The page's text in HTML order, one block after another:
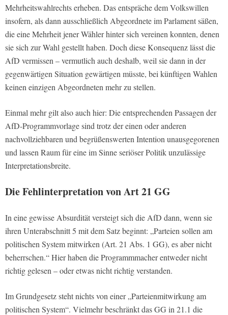
Mehrheitswahlrechts erheben. Das entspräche dem Volkswillen
insofern, als dann ausschließlich Abgeordnete im Parlament säßen,
die eine Mehrheit jener Wähler hinter sich vereinen konnten, denen
sie sich zur Wahl gestellt haben. Doch diese Konsequenz lässt die
AfD vermissen – vermutlich auch deshalb, weil sie dann in der
gegenwärtigen Situation gewärtigen müsste, bei künftigen Wahlen
keinen einzigen Abgeordneten mehr zu stellen.
Einmal mehr gilt also auch hier: Die entsprechenden Passagen der
AfD-Programmvorlage sind trotz der einen oder anderen
nachvollziehbaren und begrüßenswerten Intention unausgegorenen
und lassen Raum für eine im Sinne seriöser Politik unzulässige
Interpretationsbreite.
Die Fehlinterpretation von Art 21 GG
In eine gewisse Absurdität versteigt sich die AfD dann, wenn sie
ihren Unterabschnitt 5 mit dem Satz beginnt: „Parteien sollen am
politischen System mitwirken (Art. 21 Abs. 1 GG), es aber nicht
beherrschen.“ Hier haben die Programmmacher entweder nicht
richtig gelesen – oder etwas nicht richtig verstanden.
Im Grundgesetz steht nichts von einer „Parteienmitwirkung am
politischen System“. Vielmehr beschränkt das GG in 21.1 die